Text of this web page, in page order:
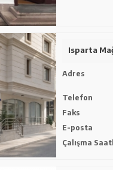
Isparta
Adres
Telefon
Faks
E-posta
Çalışma